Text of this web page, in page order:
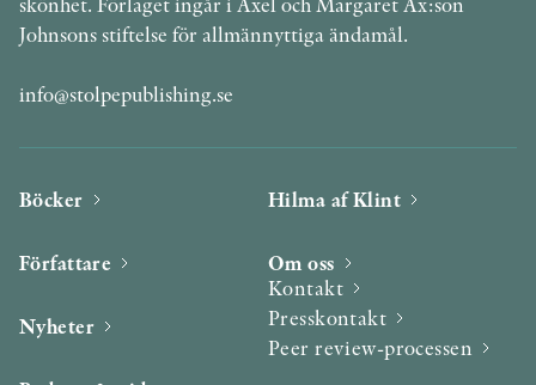
Johnsons stiftelse för allmännyttiga ändamål.
info@stolpepublishing.se
Böcker
Författare
Nyheter
Hilma af Klint
Om oss
Kontakt
Presskontakt
Peer review-processen